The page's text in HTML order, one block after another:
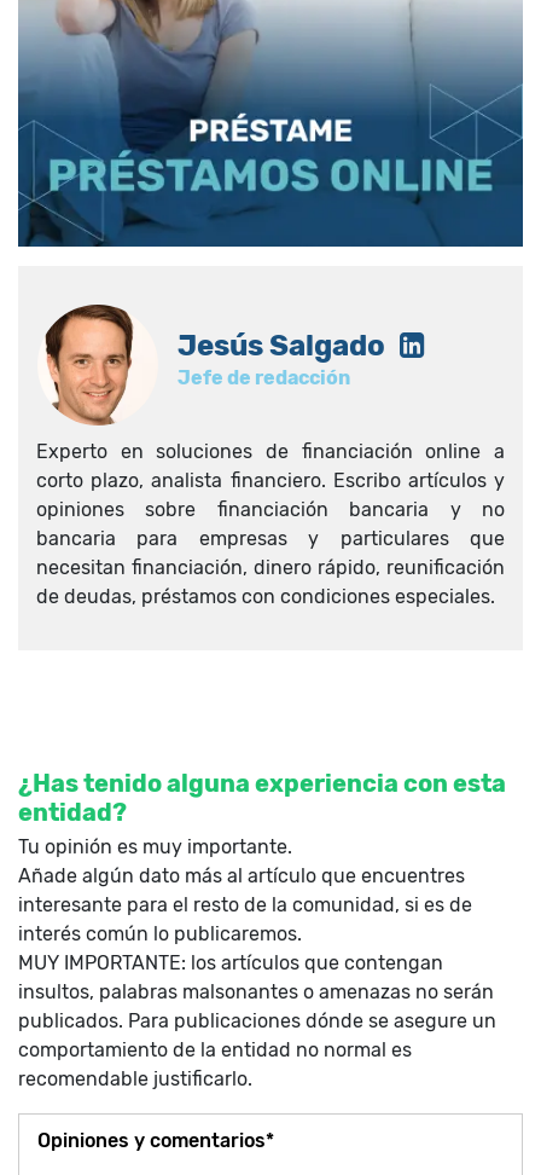
Jesús Salgado
Jefe de redacción
Experto en soluciones de financiación online a
corto plazo, analista financiero. Escribo artículos y
opiniones sobre financiación bancaria y no
bancaria para empresas y particulares que
necesitan financiación, dinero rápido, reunificación
de deudas, préstamos con condiciones especiales.
¿Has tenido alguna experiencia con esta
entidad?
Tu opinión es muy importante.
Añade algún dato más al artículo que encuentres
interesante para el resto de la comunidad, si es de
interés común lo publicaremos.
MUY IMPORTANTE: los artículos que contengan
insultos, palabras malsonantes o amenazas no serán
publicados. Para publicaciones dónde se asegure un
comportamiento de la entidad no normal es
recomendable justificarlo.